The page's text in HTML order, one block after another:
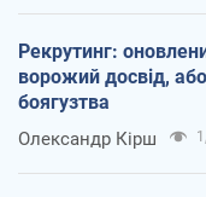
Рекрутинг:
ворожий досвід,
боягузтва
Олександр Кірш